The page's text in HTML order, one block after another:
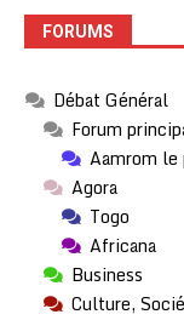
FORUMS
Débat Général
Forum
Aamrom le
Agora
Togo
Africana
Business
Culture,